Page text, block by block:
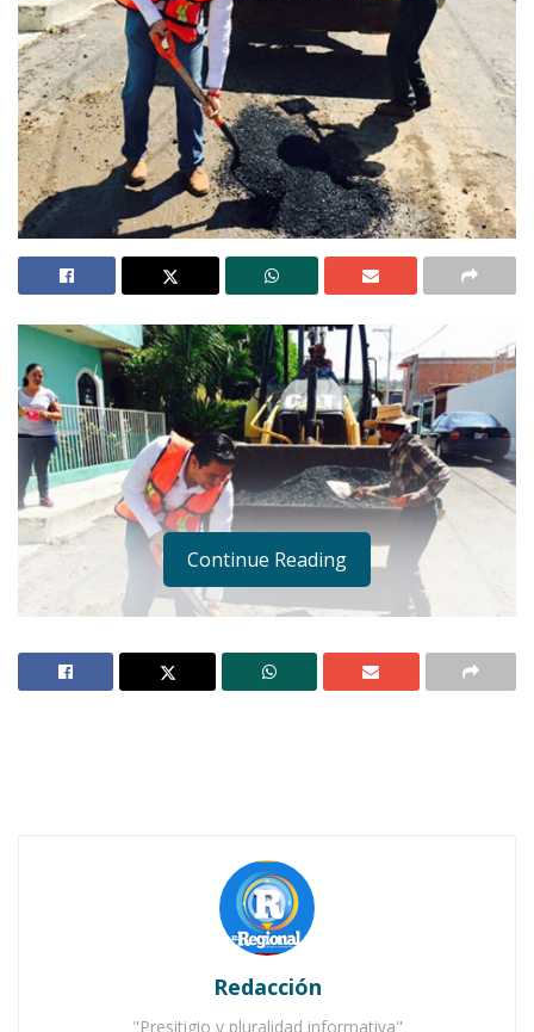
calidad de presidente agarró una pala –
siguiendo el instructivo de herramientas de la
construcción -, y comenzó a echar la emulsión
en los primeros baches que se irán tapando en
Continue Reading
Redacción
"Presitigio y pluralidad informativa"